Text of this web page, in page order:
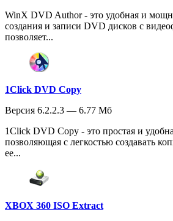
WinX DVD Author - это удобная и
создания и записи DVD дисков с
позволяет...
1Click DVD Copy
Версия 6.2.2.3 — 6.77 Мб
1Click DVD Copy - это простая и
позволяющая с легкостью создавать
ее...
XBOX 360 ISO Extract